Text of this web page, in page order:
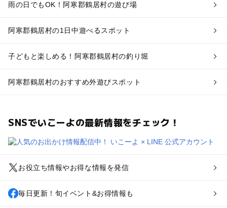
雨の日でもOK！阿寒郡鶴居村の遊び場
阿寒郡鶴居村の1日中遊べるスポット
子どもと楽しめる！阿寒郡鶴居村の釣り堀
阿寒郡鶴居村のおすすめ外遊びスポット
SNSでいこーよの最新情報をチェック！
お役立ち情報やお得な情報を発信
毎日更新！旬イベント&お得情報も